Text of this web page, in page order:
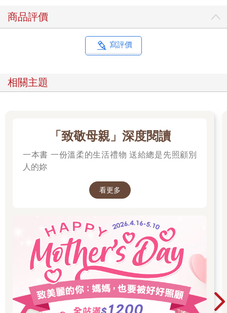
商品評價
寫評價
相關主題
「致敬母親」深度閱讀
一本書 一份溫柔的生活禮物 送給總是先照顧別
人的妳
看更多